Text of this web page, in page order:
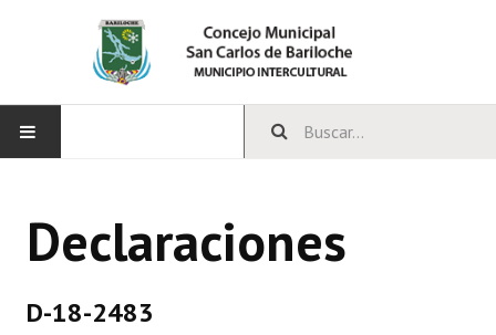
CONCEJO
Declaraciones
D-18-2483